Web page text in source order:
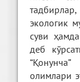
экологик
суви
деб
олимлари